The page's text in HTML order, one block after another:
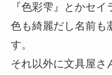
『色彩雫』とかセ
色も綺麗だし名前も
す。
それ以外に文具屋さ